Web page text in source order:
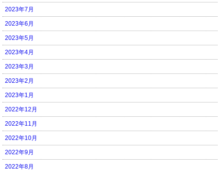
2023年7月
2023年6月
2023年5月
2023年4月
2023年3月
2023年2月
2023年1月
2022年12月
2022年11月
2022年10月
2022年9月
2022年8月